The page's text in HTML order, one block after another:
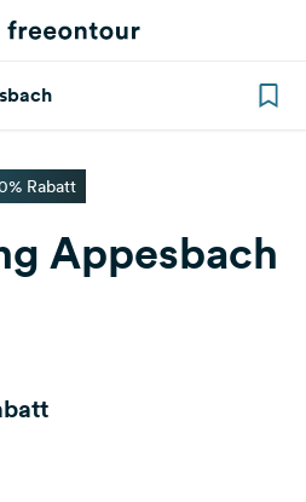
Rabatt
Appesbach